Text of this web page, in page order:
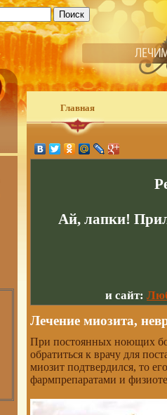
Главная
Ай, лапки!
и сайт:
Лечение миозита,
При постоянных ноющих
обратиться к врачу для
миозит подтвердился, то
фармпрепаратами и